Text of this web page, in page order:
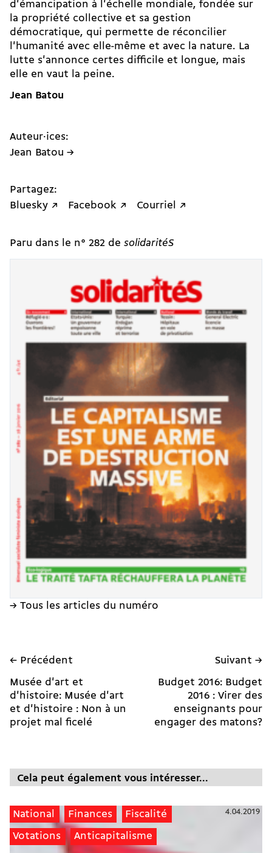
d'émancipation à l'échelle mondiale, fondée sur
la propriété collective et sa gestion
démocratique, qui permette de réconcilier
l'humanité avec elle-même et avec la nature. La
lutte s'annonce certes difficile et longue, mais
elle en vaut la peine.
Jean Batou
Auteur·ices:
Jean Batou →
Partagez:
Bluesky ↗
Facebook ↗ Courriel ↗
Paru dans le n° 282 de solidaritéS
→ Tous les articles du numéro
← Précédent
Musée d'art et
d'histoire: Musée d'art
et d'histoire : Non à un
projet mal ficelé
Suivant →
Budget 2016: Budget
2016 : Virer des
enseignants pour
engager des matons?
Cela peut également vous intéresser...
National Finances Fiscalité
Votations Anticapitalisme
4.04.2019